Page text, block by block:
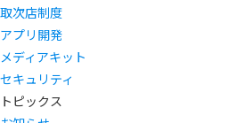
取次店制度
アプリ開発
メディアキット
セキュリティ
トピックス